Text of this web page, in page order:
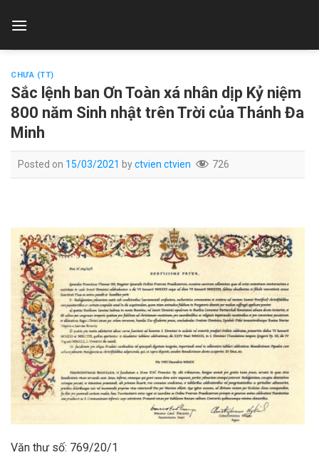
CHƯA (TT)
Sắc lệnh ban Ơn Toàn xá nhân dịp Kỷ niệm
800 năm Sinh nhật trên Trời của Thánh Đa
Minh
Posted on 15/03/2021 byctvien ctvien 726
Văn thư số: 769/20/1